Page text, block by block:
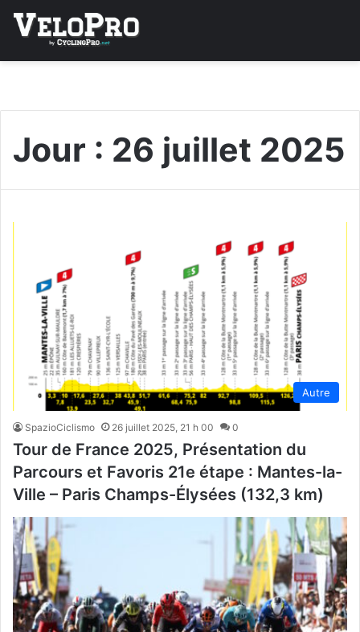
Jour : 26 juillet 2025
Autre
SpazioCiclismo 26 juillet 2025, 21 h 00 0
Tour de France 2025, Présentation du
Parcours et Favoris 21e étape : Mantes-la-
Ville – Paris Champs-Élysées (132,3 km)